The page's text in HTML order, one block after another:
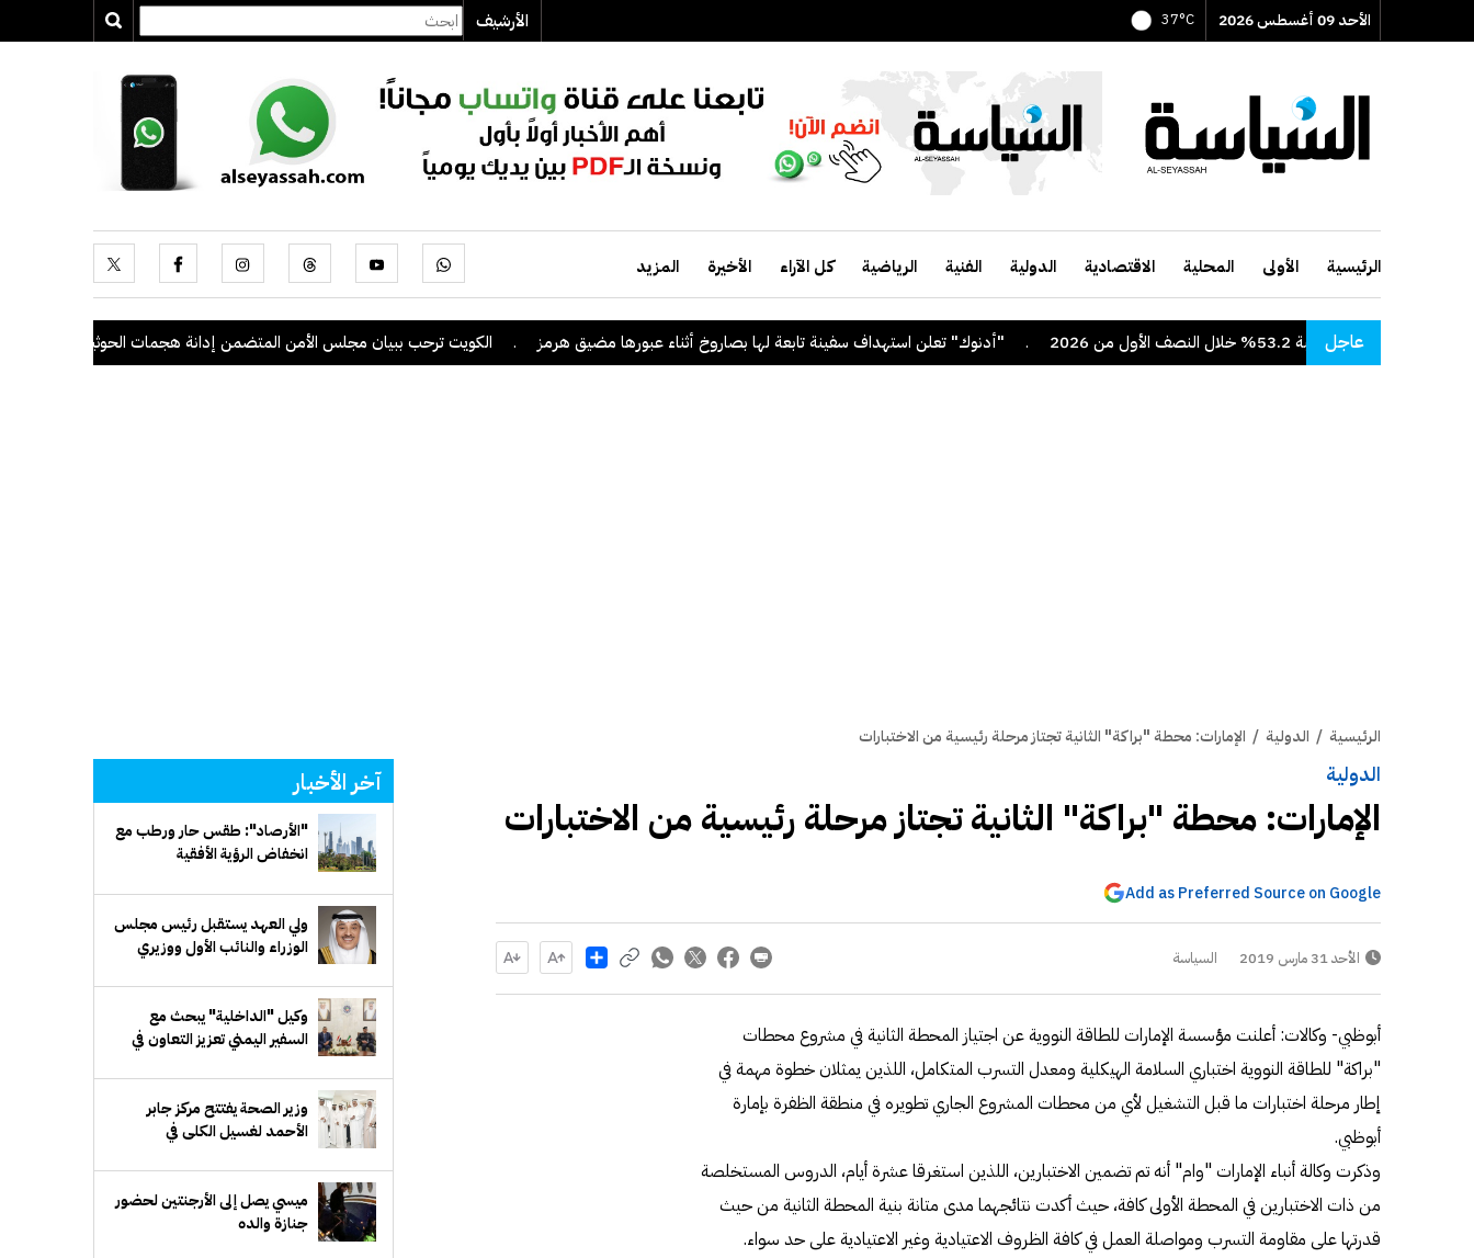
الأحد 09 أغسطس 2026 37°C الأرشيف
الرئيسية الأولى المحلية الاقتصادية الدولية الفنية الرياضية كل الآراء الأخيرة المزيد
عاجل
53.2% خلال النصف الأول من 2026 . "أدنوك" تعلن استهداف سفينة تابعة لها بصاروخ أثناء عبورها مضيق هرمز . الكويت ترحب ببيان مجلس الأمن المتضمن إدانة هجمات الحوثيين على السعودية
الرئيسية / الدولية / الإمارات: محطة "براكة" الثانية تجتاز مرحلة رئيسية من الاختبارات
الدولية
الإمارات: محطة "براكة" الثانية تجتاز مرحلة رئيسية من الاختبارات
Add as Preferred Source on Google
الأحد 31 مارس 2019 السياسة Share
أبوظبي- وكالات: أعلنت مؤسسة الإمارات للطاقة النووية عن اجتياز المحطة الثانية في مشروع محطات
"براكة" للطاقة النووية اختباري السلامة الهيكلية ومعدل التسرب المتكامل، اللذين يمثلان خطوة مهمة في
إطار مرحلة اختبارات ما قبل التشغيل لأي من محطات المشروع الجاري تطويره في منطقة الظفرة بإمارة
أبوظبي.
وذكرت وكالة أنباء الإمارات "وام" أنه تم تضمين الاختبارين، اللذين استغرقا عشرة أيام، الدروس المستخلصة
من ذات الاختبارين في المحطة الأولى كافة، حيث أكدت نتائجهما مدى متانة بنية المحطة الثانية من حيث
قدرتها على مقاومة التسرب ومواصلة العمل في كافة الظروف الاعتيادية وغير الاعتيادية على حد سواء.
آخر الأخبار
"الأرصاد": طقس حار ورطب مع
انخفاض الرؤية الأفقية
ولي العهد يستقبل رئيس مجلس
الوزراء والنائب الأول ووزيري
وكيل "الداخلية" يبحث مع
السفير اليمني تعزيز التعاون في
‏وزير الصحة يفتتح مركز جابر
الأحمد لغسيل الكلى في
ميسي يصل إلى الأرجنتين لحضور
جنازة والده